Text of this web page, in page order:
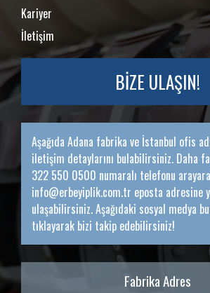
Kariyer
İletişim
BİZE ULAŞIN!
Aşağıda Adana fabrika ve İstanbul ofis
iletişim detaylarını bulabilirsiniz. Daha
322 550 0500 numaralı telefonu
info@erbeyiplik.com.tr eposta adresine
ulaşabilirsiniz. Aşağıdaki sosyal medya
tıklayarak bizi takip edebilirsiniz!
Fabrika Adres